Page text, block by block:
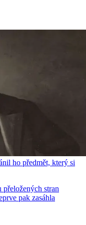
ho předmět, který si
stran
pak zasáhla